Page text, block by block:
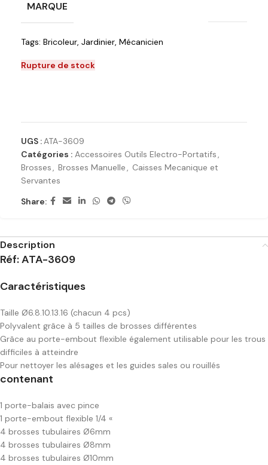
MARQUE
Tags: Bricoleur, Jardinier, Mécanicien
Rupture de stock
UGS :ATA-3609
Catégories : Accessoires Outils Electro-Portatifs,
Brosses, Brosses Manuelle, Caisses Mecanique et
Servantes
Share:
Description
Réf: ATA-3609
Caractéristiques
Taille Ø6.8.10.13.16 (chacun 4 pcs)
Polyvalent grâce à 5 tailles de brosses différentes
Grâce au porte-embout flexible également utilisable pour les trous
difficiles à atteindre
Pour nettoyer les alésages et les guides sales ou rouillés
contenant
1 porte-balais avec pince
1 porte-embout flexible 1/4 «
4 brosses tubulaires Ø6mm
4 brosses tubulaires Ø8mm
4 brosses tubulaires Ø10mm